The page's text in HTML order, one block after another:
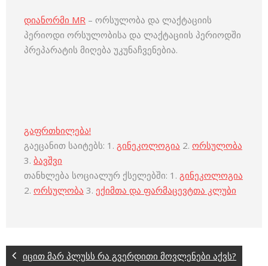
დიანორმი MR – ორსულობა და ლაქტაციის
პერიოდი ორსულობისა და ლაქტაციის პერიოდში
პრეპარატის მიღება უკუნაჩვენებია.
გაფრთხილება!
გაეცანით საიტებს: 1. გინეკოლოგია 2. ორსულობა
3. ბავშვი
თანხლება სოციალურ ქსელებში: 1. გინეკოლოგია
2. ორსულობა 3. ექიმთა და ფარმაცევტთა კლუბი
იცით მარ პლუსს რა გვერდითი მოვლენები აქვს?